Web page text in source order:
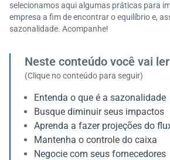
selecionamos aqui algumas práticas para
empresa a fim de encontrar o equilíbrio e,
sazonalidade. Acompanhe!
Neste conteúdo você vai ler
(Clique no conteúdo para seguir)
Entenda o que é a sazonalidade
Busque diminuir seus impactos
Aprenda a fazer projeções do
Mantenha o controle do caixa
Negocie com seus fornecedores